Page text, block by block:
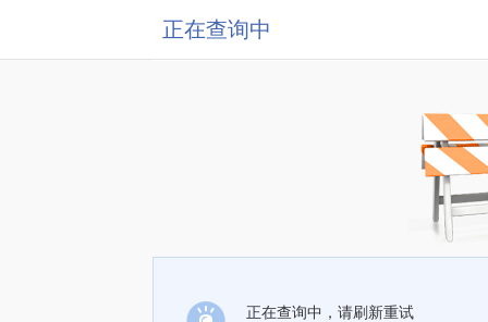
正在查询中
正在查询中，请刷新重试